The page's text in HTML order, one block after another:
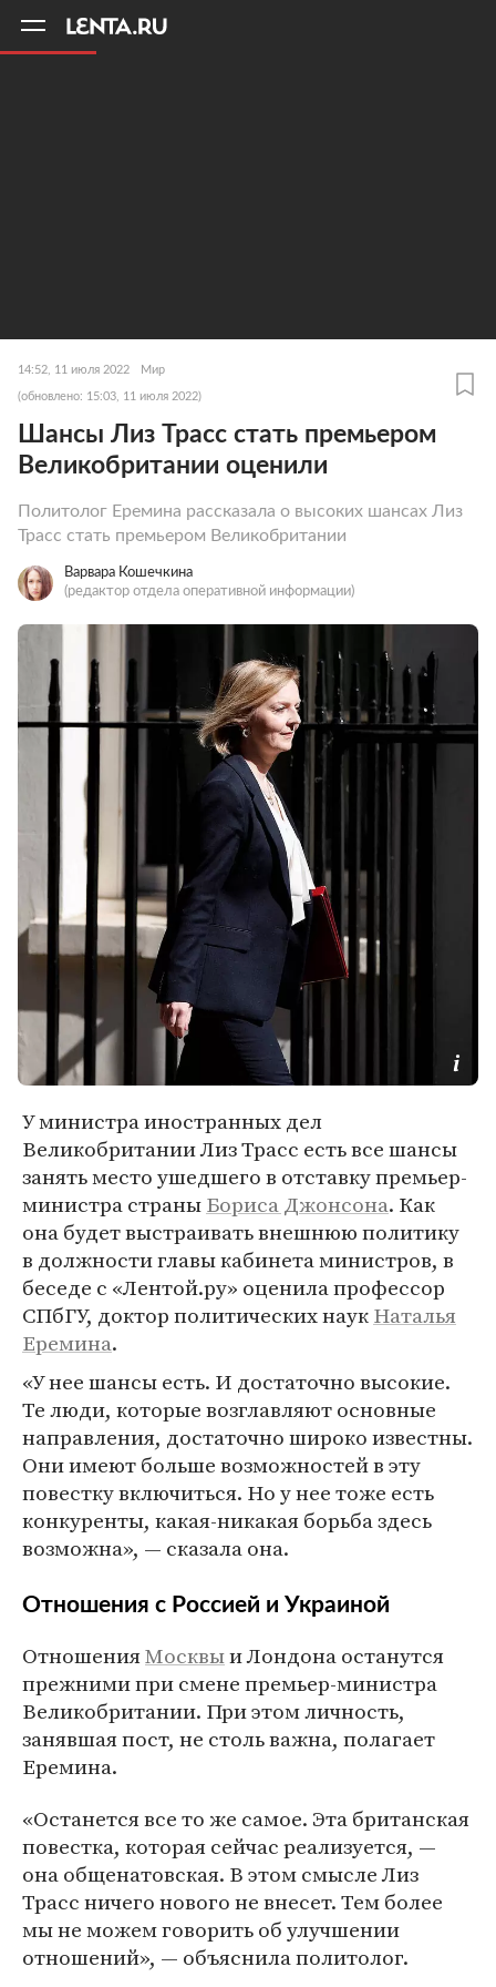
14:52, 11 июля 2022 Мир
(обновлено: 15:03, 11 июля 2022)
Шансы Лиз Трасс стать премьером
Великобритании оценили
Политолог Еремина рассказала о высоких шансах Лиз
Трасс стать премьером Великобритании
Варвара Кошечкина
(редактор отдела оперативной информации)
У министра иностранных дел
Великобритании Лиз Трасс есть все шансы
занять место ушедшего в отставку премьер-
министра страныБориса Джонсона. Как
она будет выстраивать внешнюю политику
в должности главы кабинета министров, в
беседе с «Лентой.ру» оценила профессор
СПбГУ, доктор политических наукНаталья
Еремина.
«У нее шансы есть. И достаточно высокие.
Те люди, которые возглавляют основные
направления, достаточно широко известны.
Они имеют больше возможностей в эту
повестку включиться. Но у нее тоже есть
конкуренты, какая-никакая борьба здесь
возможна», — сказала она.
Отношения с Россией и Украиной
ОтношенияМосквыи Лондона останутся
прежними при смене премьер-министра
Великобритании. При этом личность,
занявшая пост, не столь важна, полагает
Еремина.
«Останется все то же самое. Эта британская
повестка, которая сейчас реализуется, —
она общенатовская. В этом смысле Лиз
Трасс ничего нового не внесет. Тем более
мы не можем говорить об улучшении
отношений», — объяснила политолог.